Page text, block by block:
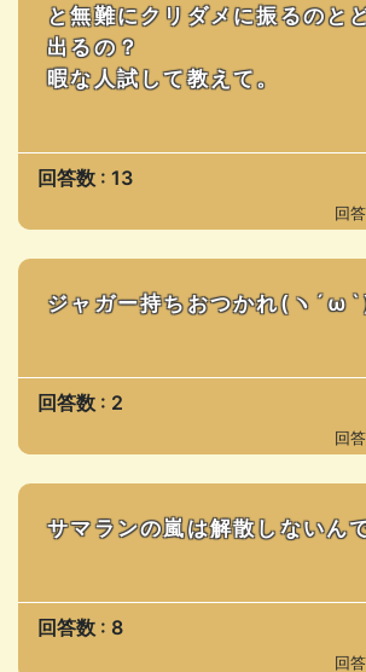
と無難にクリダメに振るのと
出るの？
暇な人試して教えて。
回答数 : 13
回
ジャガー持ちおつかれ(ヽ
回答数 : 2
回
サマランの嵐は解散しないん
回答数 : 8
回